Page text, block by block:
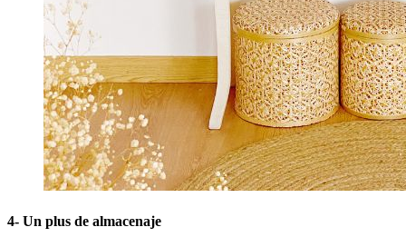
4- Un plus de almacenaje